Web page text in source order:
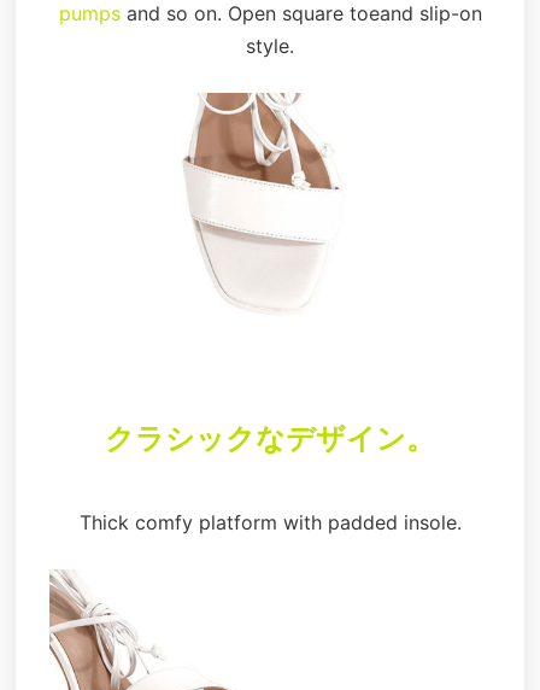
pumpsand so on. Open square toeand slip-on
style.
クラシックなデザイン。
Thick comfy platform with padded insole.